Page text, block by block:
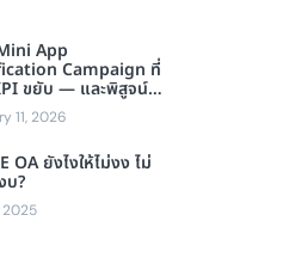
App
Campaign ที่
ขยับ — และพิสูจน์
11, 2026
OA ยังไงให้ไม่งง ไม่
บ?
2025